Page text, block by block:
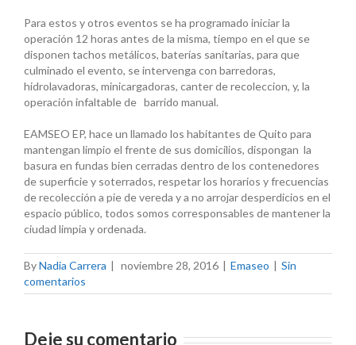
Para estos y otros eventos se ha programado iniciar la
operación 12 horas antes de la misma, tiempo en el que se
disponen tachos metálicos, baterías sanitarias, para que
culminado el evento, se intervenga con barredoras,
hidrolavadoras, minicargadoras, canter de recoleccion, y, la
operación infaltable de barrido manual.
EAMSEO EP, hace un llamado los habitantes de Quito para
mantengan limpio el frente de sus domicilios, dispongan la
basura en fundas bien cerradas dentro de los contenedores
de superficie y soterrados, respetar los horarios y frecuencias
de recolección a pie de vereda y a no arrojar desperdicios en el
espacio público, todos somos corresponsables de mantener la
ciudad limpia y ordenada.
ByNadia Carrera | noviembre 28, 2016 | Emaseo | Sin
comentarios
Deje su comentario